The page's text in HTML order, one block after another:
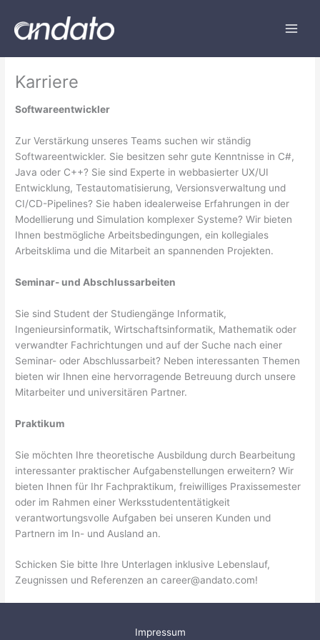
Inhalt
springen
Karriere
Softwareentwickler
Zur Verstärkung unseres Teams suchen wir ständig
Softwareentwickler. Sie besitzen sehr gute Kenntnisse in C#,
Java oder C++? Sie sind Experte in webbasierter UX/UI
Entwicklung, Testautomatisierung, Versionsverwaltung und
CI/CD-Pipelines? Sie haben idealerweise Erfahrungen in der
Modellierung und Simulation komplexer Systeme? Wir bieten
Ihnen bestmögliche Arbeitsbedingungen, ein kollegiales
Arbeitsklima und die Mitarbeit an spannenden Projekten.
Seminar- und Abschlussarbeiten
Sie sind Student der Studiengänge Informatik,
Ingenieursinformatik, Wirtschaftsinformatik, Mathematik oder
verwandter Fachrichtungen und auf der Suche nach einer
Seminar- oder Abschlussarbeit? Neben interessanten Themen
bieten wir Ihnen eine hervorragende Betreuung durch unsere
Mitarbeiter und universitären Partner.
Praktikum
Sie möchten Ihre theoretische Ausbildung durch Bearbeitung
interessanter praktischer Aufgabenstellungen erweitern? Wir
bieten Ihnen für Ihr Fachpraktikum, freiwilliges Praxissemester
oder im Rahmen einer Werksstudententätigkeit
verantwortungsvolle Aufgaben bei unseren Kunden und
Partnern im In- und Ausland an.
Schicken Sie bitte Ihre Unterlagen inklusive Lebenslauf,
Zeugnissen und Referenzen ancareer@andato.com!
Impressum